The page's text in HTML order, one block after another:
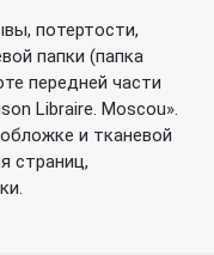
потертости,
папки (папка
передней части
Libraire. Moscou».
и тканевой
страниц,